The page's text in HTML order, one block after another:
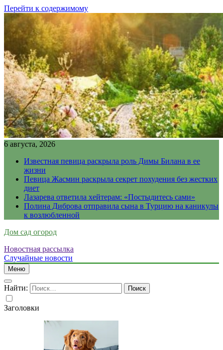
Перейти к содержимому
6 августа, 2026
Известная певица раскрыла роль Димы Билана в ее
жизни
Певица Жасмин раскрыла секрет похудения без жестких
диет
Лазарева ответила хейтерам: «Постыдитесь сами»
Полина Диброва отправила сына в Турцию на каникулы
к возлюбленной
Дом сад огород
Новостная рассылка
Случайные новости
Меню
Найти:
Заголовки